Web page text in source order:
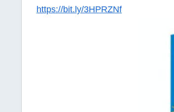
https://bit.ly/3HPRZNf